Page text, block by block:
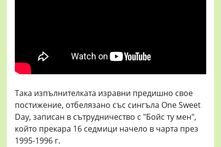
Така изпълнителката изравни предишно свое
постижение, отбелязано със сингъла One Sweet
Day, записан в сътрудничество с "Бойс ту мен",
който прекара 16 седмици начело в чарта през
1995-1996 г.